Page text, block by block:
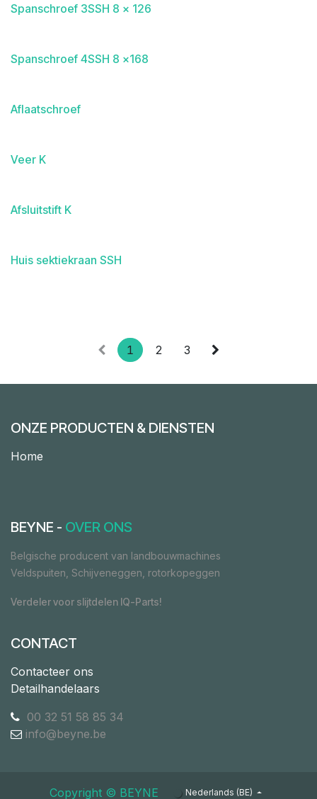
Spanschroef 3SSH 8 x 126
Spanschroef 4SSH 8 x168
Aflaatschroef
Veer K
Afsluitstift K
Huis sektiekraan SSH
1 2 3
ONZE PRODUCTEN & DIENSTEN
Home
BEYNE - OVER ONS
Belgische producent van landbouwmachines
Veldspuiten, Schijveneggen, rotorkopeggen
Verdeler voor slijtdelen IQ-Parts!
CONTACT
Contacteer ons
Detailhandelaars
00 32 51 58 85 34
info@beyne.be
Copyright ©​ ​BEYNE Nederlands (BE)